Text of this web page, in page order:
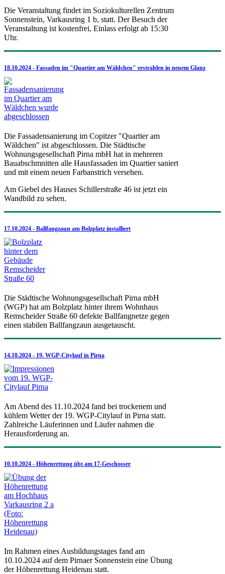
Die Veranstaltung findet im Soziokulturellen Zentrum
Sonnenstein, Varkausring 1 b, statt. Der Besuch der
Veranstaltung ist kostenfrei, Einlass erfolgt ab 15:30
Uhr.
18.10.2024 - Fassaden im "Quartier am Wäldchen" erstrahlen in neuem Glanz
Die Fassadensanierung im Copitzer "Quartier am
Wäldchen" ist abgeschlossen. Die Städtische
Wohnungsgesellschaft Pirna mbH hat in mehreren
Bauabschmnitten alle Hausfassaden im Quartier saniert
und mit einem neuen Farbanstrich versehen.
Am Giebel des Hauses Schillerstraße 46 ist jetzt ein
Wandbild zu sehen.
17.10.2024 - Ballfangzaun am Bolzplatz installiert
Die Städtische Wohnungsgesellschaft Pirna mbH
(WGP) hat am Bolzplatz hinter ihrem Wohnhaus
Remscheider Straße 60 defekte Ballfangnetze gegen
einen stabilen Ballfangzaun ausgetauscht.
14.10.2024 - 19. WGP-Citylauf in Pirna
Am Abend des 11.10.2024 fand bei trockenem und
kühlem Wetter der 19. WGP-Citylauf in Pirna statt.
Zahlreiche Läuferinnen und Läufer nahmen die
Herausforderung an.
10.10.2024 - Höhenrettung übt am 17-Geschosser
Im Rahmen eines Ausbildungstages fand am
10.10.2024 auf dem Pirnaer Sonnenstein eine Übung
der Höhenrettung Heidenau statt.